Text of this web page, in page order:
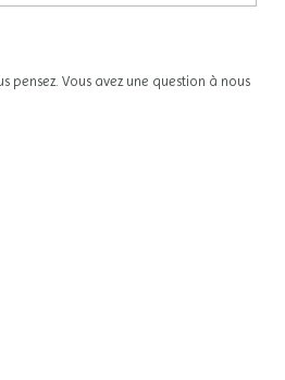
pensez. Vous avez une question à nous